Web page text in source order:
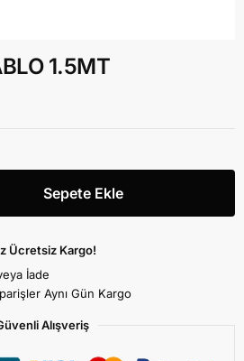
1.5MT
Sepete Ekle
Ücretsiz Kargo!
İade
Aynı Gün Kargo
Alışveriş